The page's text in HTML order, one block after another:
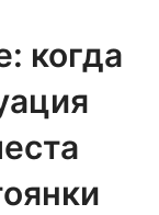
когда